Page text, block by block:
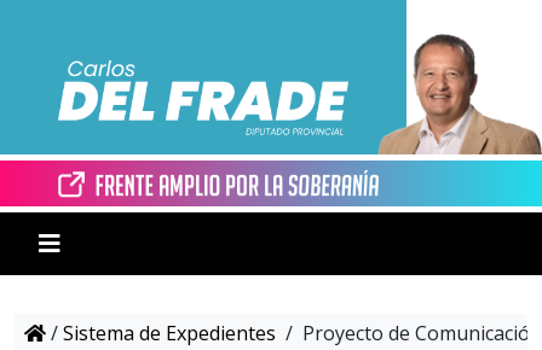
/Sistema de Expedientes / Proyecto de